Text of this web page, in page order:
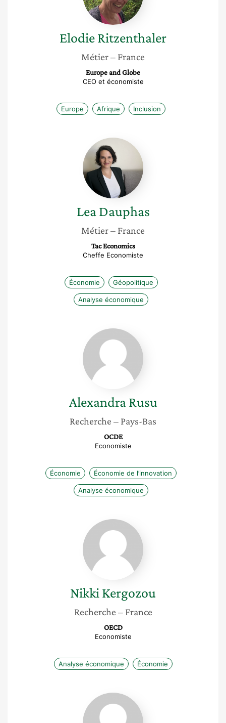
ElodieRitzenthaler
Métier– France
Europe and Globe
CEO et économiste
Europe Afrique Inclusion
Lea
Dauphas
Lea Dauphas
Métier– France
Tac Economics
Cheffe Economiste
Économie Géopolitique
Analyse économique
Alexandra
Rusu
Alexandra Rusu
Recherche – Pays-Bas
OCDE
Economiste
Économie Économie de l’innovation
Analyse économique
Nikki
Kergozou
Nikki Kergozou
Recherche – France
OECD
Economiste
Analyse économique Économie
Federica
De
Pace